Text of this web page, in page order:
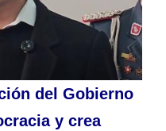
del Gobierno
y crea